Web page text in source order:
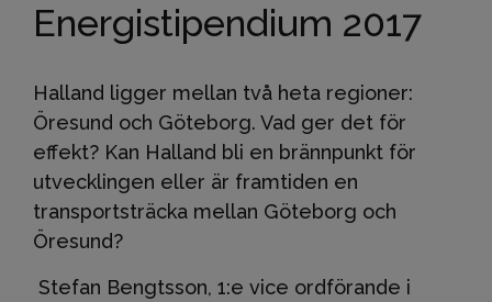
Energistipendium 2017
Halland ligger mellan två heta regioner:
Öresund och Göteborg. Vad ger det för
effekt? Kan Halland bli en brännpunkt för
utvecklingen eller är framtiden en
transportsträcka mellan Göteborg och
Öresund?
Stefan Bengtsson, 1:e vice ordförande i